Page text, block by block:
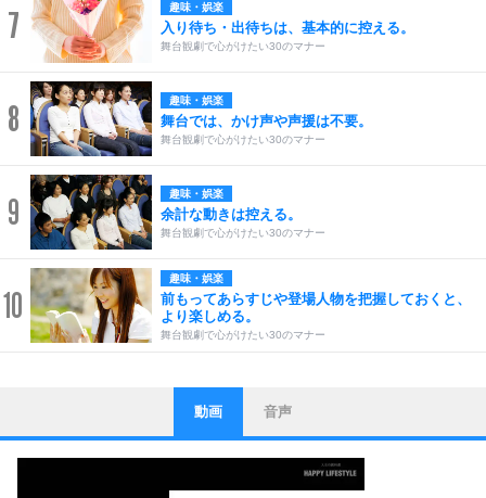
7 趣味・娯楽
入り待ち・出待ちは、基本的に控える。
舞台観劇で心がけたい30のマナー
8 趣味・娯楽
舞台では、かけ声や声援は不要。
舞台観劇で心がけたい30のマナー
9 趣味・娯楽
余計な動きは控える。
舞台観劇で心がけたい30のマナー
10
趣味・娯楽
前もってあらすじや登場人物を把握しておくと、
より楽しめる。
舞台観劇で心がけたい30のマナー
1
ストレス対策
他人と比べない。
いっそのこと、他人を見ない。
いらいらしない人になる30の方法
動画 音声